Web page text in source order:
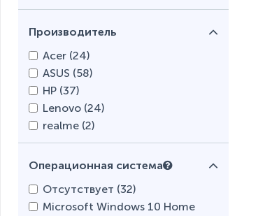
Производитель
Acer (24)
ASUS (58)
HP (37)
Lenovo (24)
realme (2)
Операционная система
Отсутствует (32)
Microsoft Windows 10 Home